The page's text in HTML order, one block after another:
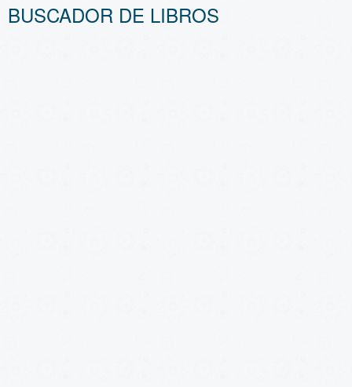
BUSCADOR DE LIBROS